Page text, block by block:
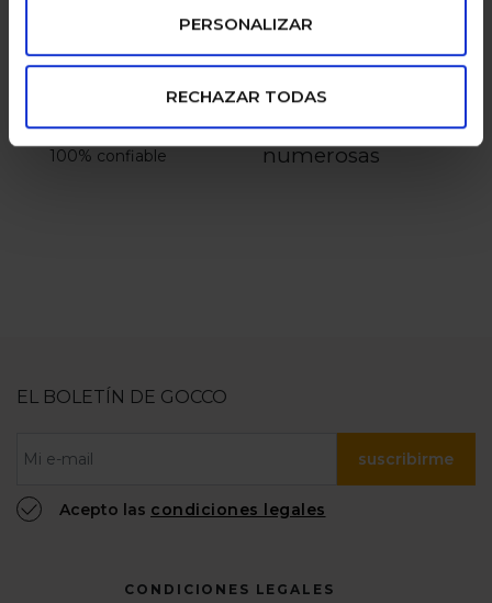
PERSONALIZAR
RECHAZAR TODAS
pagos seguros
100% confiable
familias
numerosas
EL BOLETÍN DE GOCCO
suscribirme
Acepto las condiciones legales
CONDICIONES LEGALES